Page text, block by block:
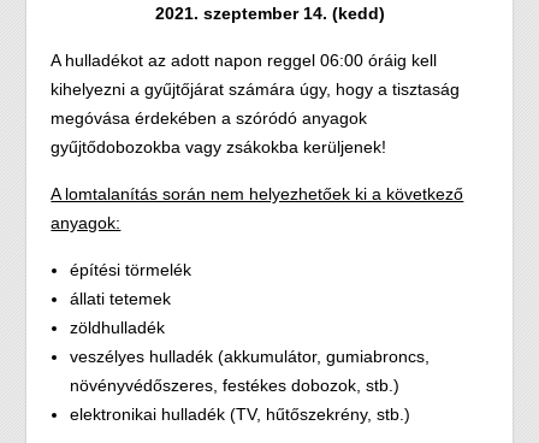
2021. szeptember 14. (kedd)
A hulladékot az adott napon reggel 06:00 óráig kell
kihelyezni a gyűjtőjárat számára úgy, hogy a tisztaság
megóvása érdekében a szóródó anyagok
gyűjtődobozokba vagy zsákokba kerüljenek!
A lomtalanítás során nem helyezhetőek ki a következő
anyagok:
építési törmelék
állati tetemek
zöldhulladék
veszélyes hulladék (akkumulátor, gumiabroncs,
növényvédőszeres, festékes dobozok, stb.)
elektronikai hulladék (TV, hűtőszekrény, stb.)